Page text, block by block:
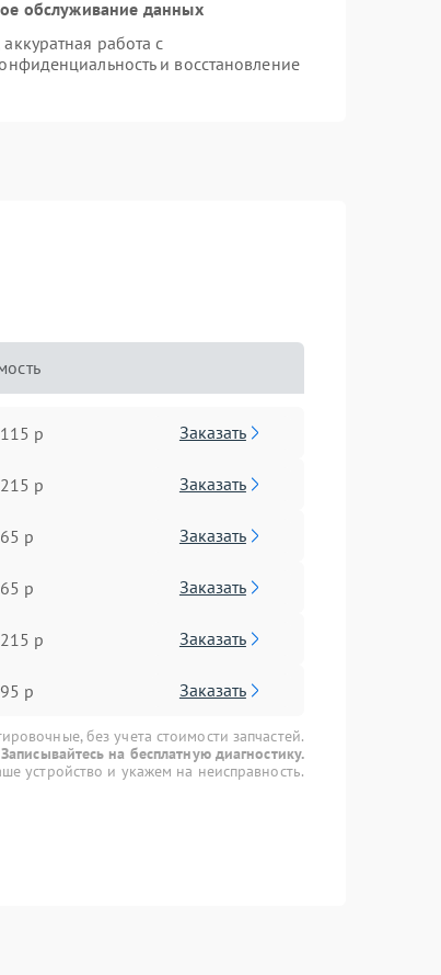
обслуживание данных
работа с
и восстановление
р Заказать
р Заказать
р Заказать
р Заказать
р Заказать
р Заказать
без учета стоимости запчастей.
Записывайтесь на бесплатную диагностику.
устройство и укажем на неисправность.